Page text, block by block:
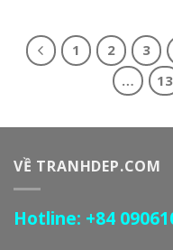
1 2 3
…
13
VỀ TRANHDEP.COM
Hotline: +84